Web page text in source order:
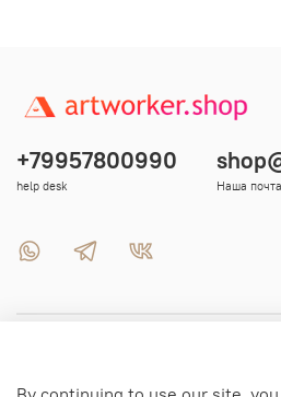
+79957800990
help desk Наша почта